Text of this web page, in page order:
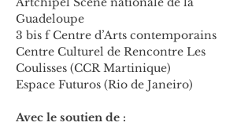
Guadeloupe
3 bis f Centre d’Arts contemporains
Centre Culturel de Rencontre Les
Coulisses (CCR Martinique)
Espace Futuros (Rio de Janeiro)
Avec le soutien de :